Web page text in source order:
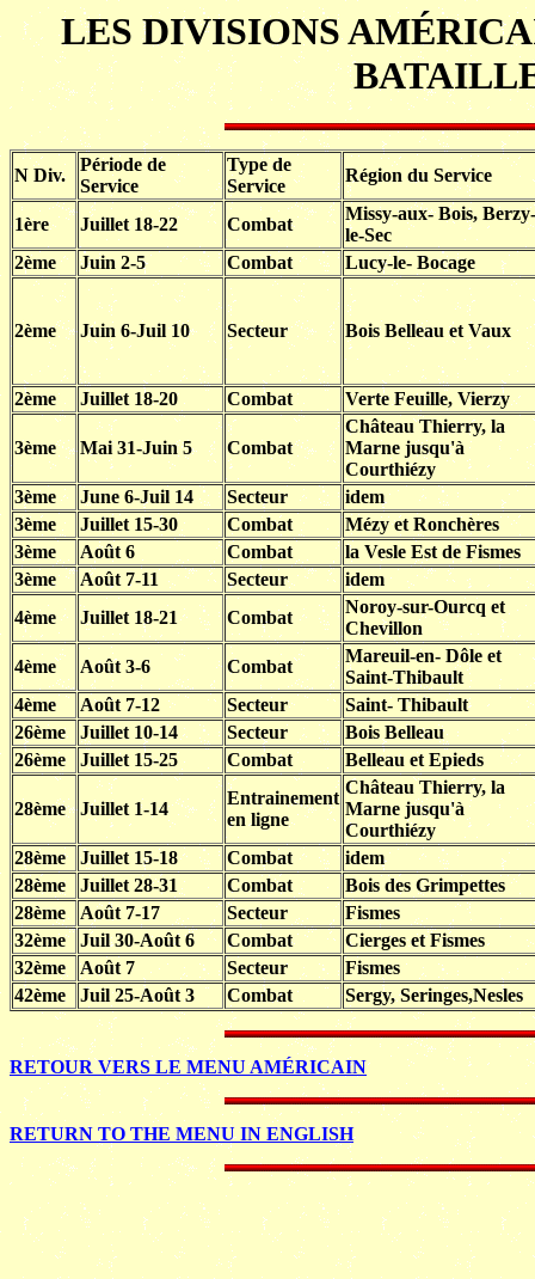
LES DIVISIONS
N Div.
Période de
Service
Type de
Service
Région du Service
1ère Juillet 18-22 Combat
Missy-aux- Bois, Berzy-
le-Sec
2ème
Juin 2-5 Combat Lucy-le- Bocage
2ème Juin 6-Juil 10 Secteur Bois Belleau et Vaux
2ème Juillet 18-20 Combat Verte Feuille, Vierzy
3ème Mai 31-Juin 5 Combat
Château Thierry, la
Marne jusqu'à
Courthiézy
3ème
June 6-Juil 14 Secteur
idem
3ème
Juillet 15-30 Combat
Mézy et Ronchères
3ème
Août 6 Combat
la Vesle Est de Fismes
3ème
Août 7-11 Secteur
idem
4ème
Juillet 18-21 Combat
Noroy-sur-Ourcq et
Chevillon
4ème
Août 3-6 Combat
Mareuil-en- Dôle et
Saint-Thibault
4ème
Août 7-12 Secteur
Saint- Thibault
26ème
Juillet 10-14 Secteur
Bois Belleau
26ème
Juillet 15-25 Combat Belleau et Epieds
28ème Juillet 1-14
Entrainement
en ligne
Château Thierry, la
Marne jusqu'à
Courthiézy
28ème
Juillet 15-18 Combat
idem
28ème
Juillet 28-31 Combat
Bois des Grimpettes
28ème
Août 7-17 Secteur
Fismes
32ème
Juil 30-Août 6 Combat
Cierges et Fismes
32ème
Août 7 Secteur
Fismes
42ème
Juil 25-Août 3 Combat Sergy, Seringes,Nesles
RETOUR VERS LE MENU AMÉRICAIN
RETURN TO THE MENU IN ENGLISH